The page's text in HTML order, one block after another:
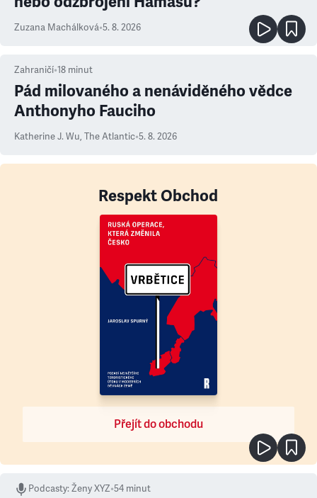
Zuzana Machálková•5. 8. 2026
Zahraničí•18 minut
Pád milovaného a nenáviděného vědce
Anthonyho Fauciho
Katherine J. Wu, The Atlantic•5. 8. 2026
Respekt Obchod
Přejít do obchodu
Podcasty:Ženy XYZ•54 minut